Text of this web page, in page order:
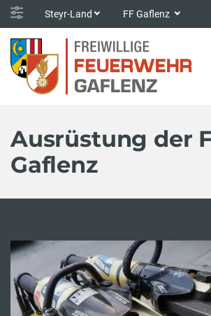
Steyr-Land FF Gaflenz
Ausrüstung der
Gaflenz